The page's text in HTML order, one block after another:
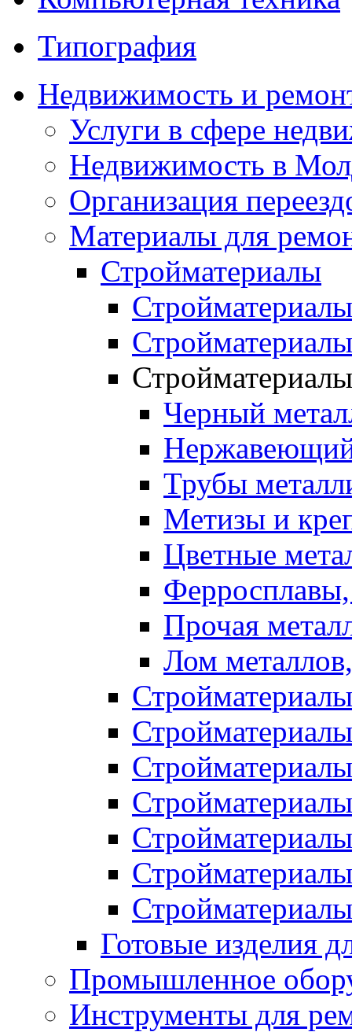
Типография
Недвижимость и
Услуги в сфере
Недвижимость в
Организация
Материалы для
Стройматериалы
Черный
Нержавеющий
Трубы
Метизы и
Цветные
Прочая
Лом
Готовые изделия
Промышленное
Инструменты для